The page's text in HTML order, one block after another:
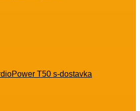
T50 s-dostavka